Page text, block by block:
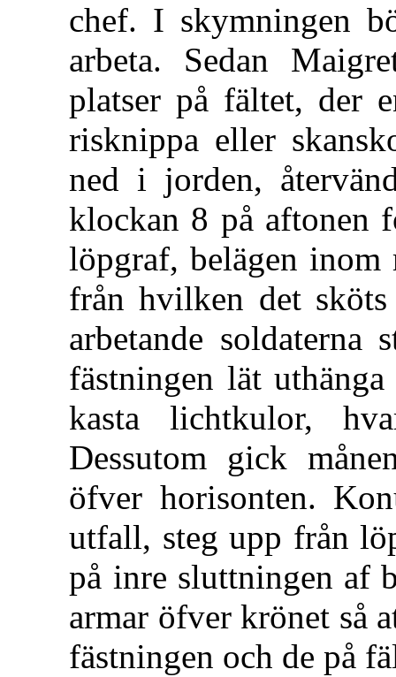
chef. I skymningen
arbeta. Sedan
platser på fältet, der
risknippa eller
ned i jorden,
klockan 8 på aftonen
löpgraf, belägen
från hvilken det
arbetande soldaterna
fästningen lät
kasta lichtkulor,
Dessutom gick
öfver horisonten.
utfall, steg upp från
på inre sluttningen af
armar öfver krönet så
fästningen och de på